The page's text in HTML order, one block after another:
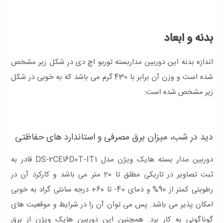
بدنه و ابعاد
اندازه بدنه این دوربین مداربسته توربو اچ دی در شکل زیر مشخص
شده است و وزن آن برابر با 430 گرم می باشد که به خوبی در شکل
زیر مشخص شده است:
دید در شب، میزان برق مصرفی و استاندارد های حفاظتی
دوربین مدار بسته هایک ویژن مدل DS-2CE16D0T-IT1 قادر به
ثبت تصاویر در تاریکی مطلق تا 20 متر می باشد و کارکرد آن در
رطوبتی کمتر از 90% و دمای 40- تا 60+ درجه سانتی گراد به خوبی
امکان پذیر می باشد. پس می توان آن را در شرایط و موقعیت های
گوناگونی به کار برد. همچنین این دوربین هایک ویژن از برق